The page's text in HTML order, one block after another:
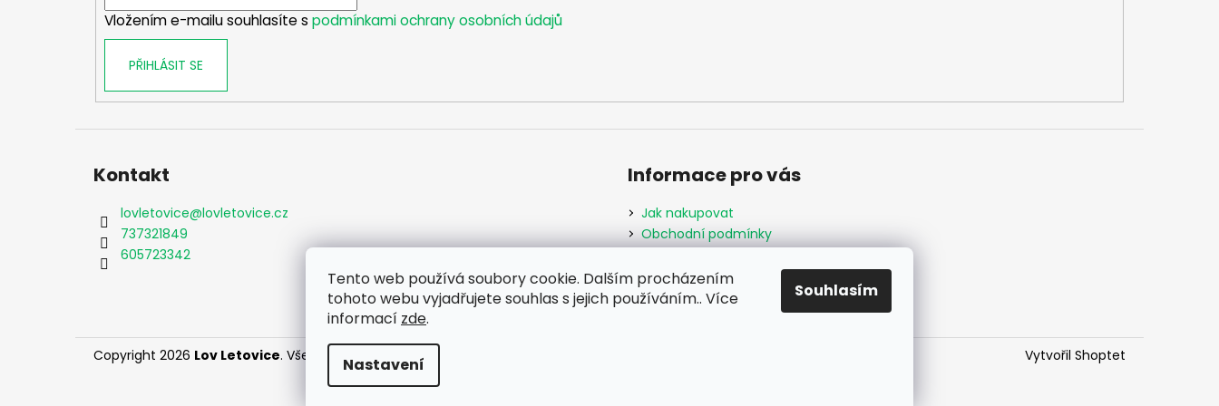
Tento web používá soubory cookie. Dalším procházením
tohoto webu vyjadřujete souhlas s jejich používáním.. Více
informací zde.
Nastavení
Souhlasím
i
u
Vložením e-mailu souhlasíte s podmínkami ochrany osobních údajů
PŘIHLÁSIT SE
Kontakt
lovletovice@lovletovice.cz
737321849
605723342
Informace pro vás
Jak nakupovat
Obchodní podmínky
Formulář odstoupení od smlouvy
Moje objednávka
Vytvořil Shoptet
Copyright 2026 Lov Letovice. Všechna práva vyhrazena.